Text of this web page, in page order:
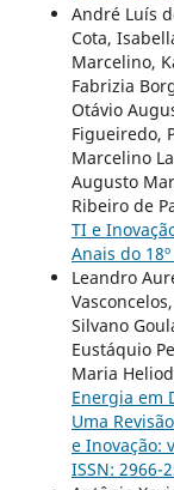
André Luís
Cota,
Marcelino,
Fabrizia
Otávio
Figueiredo,
Marcelino
Augusto
Ribeiro de
TI e
Anais do
Leandro
Silvano
Eustáquio
Maria
Energia em
Uma
e Inovação:
ISSN: 2966-